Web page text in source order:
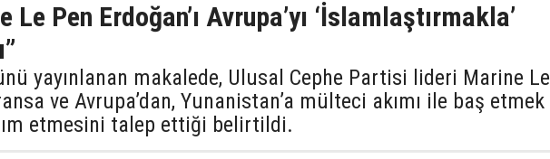
Le Pen Erdoğan’ı Avrupa’yı ‘İslamlaştırmakla’
yayınlanan makalede, Ulusal Cephe Partisi lideri Marine Le
ve Avrupa’dan, Yunanistan’a mülteci akımı ile baş etmek
etmesini talep ettiği belirtildi.